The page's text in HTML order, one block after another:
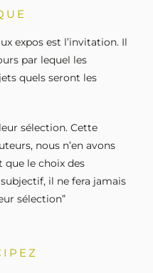
expos est l’invitation. Il
par lequel les
quels seront les
sélection. Cette
nous n’en avons
que le choix des
il ne fera jamais
sélection”